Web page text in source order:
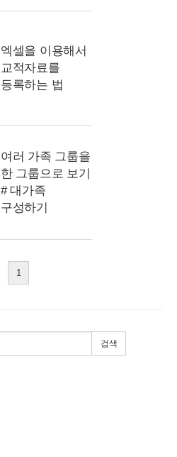
엑셀을 이용해서
교적자료를
등록하는 법
여러 가족 그룹을
한 그룹으로 보기
# 대가족
구성하기
1
검색